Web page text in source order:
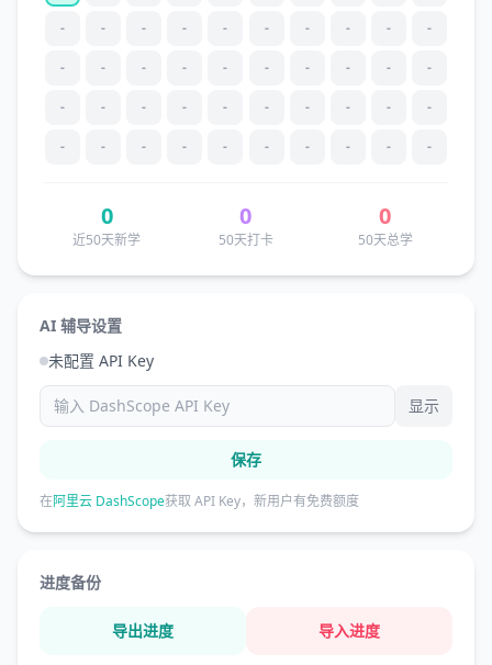
- - - - - - - - - -
- - - - - - - - - -
- - - - - - - - - -
- - - - - - - - - -
0
近50天新学
0
50天打卡
0
50天总学
AI 辅导设置
未配置 API Key
显示
保存
在阿里云 DashScope获取 API Key，新用户有免费额度
进度备份
导出进度 导入进度